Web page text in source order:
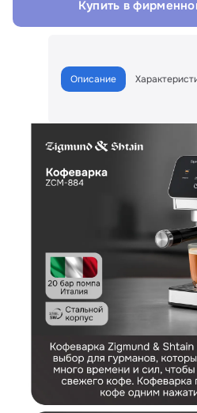
Купить в
Описание